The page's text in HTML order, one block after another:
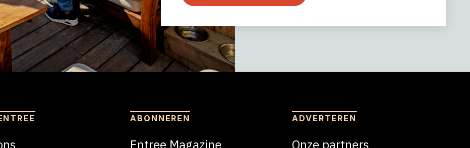
ABONNEREN
Entree Magazine
ADVERTEREN
Onze partners